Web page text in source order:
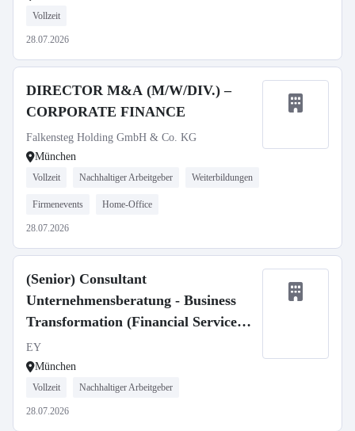
Vollzeit
28.07.2026
DIRECTOR M&A (M/W/DIV.) –
CORPORATE FINANCE
Falkensteg Holding GmbH & Co. KG
München
Vollzeit Nachhaltiger Arbeitgeber Weiterbildungen
Firmenevents Home-Office
28.07.2026
(Senior) Consultant
Unternehmensberatung - Business
Transformation (Financial Services)
(w/m/d)
EY
München
Vollzeit Nachhaltiger Arbeitgeber
28.07.2026